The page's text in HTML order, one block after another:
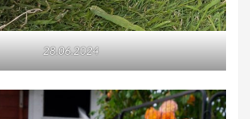
28.06.2024